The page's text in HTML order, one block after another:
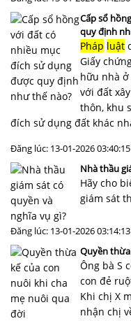
Cấp sổ
quy định
Pháp luật
Giấy
hữu nhà
với đất
thôn, khu
đích sử dụng đất khác
Đăng lúc: 13-01-2026
Nhà thầu
Hãy cho
giám sát
Đăng lúc: 13-01-2026
Quyền
Ông bà S
con đẻ
Khi chị X
nhận chị